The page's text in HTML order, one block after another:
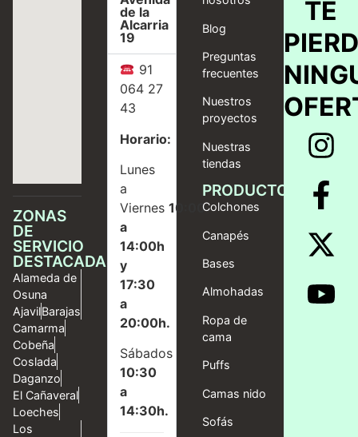
ZONAS
DE
SERVICIO
DESTACADAS
Alameda de
Osuna
AjavilBarajas
Camarma
Cobeña
Coslada
Daganzo
El Cañaveral
Loeches
Los
de la
Alcarria
19
91
064 27
43
Horario:
Lunes
a
Viernes10:00
a
14:00h
y
17:30
a
20:00h.
Sábados
10:30
a
14:30h.
Blog
Preguntas
frecuentes
Nuestros
proyectos
Nuestras
tiendas
PRODUCTOS
Colchones
Canapés
Bases
Almohadas
Ropa de
cama
Puffs
Camas nido
Sofás
TE